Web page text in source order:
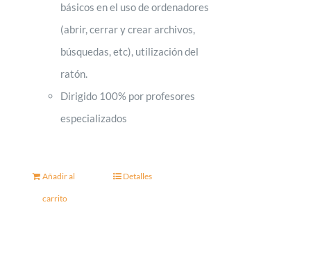
básicos en el uso de ordenadores
(abrir, cerrar y crear archivos,
búsquedas, etc), utilización del
ratón.
Dirigido 100% por profesores
especializados
Añadir al
carrito
Detalles